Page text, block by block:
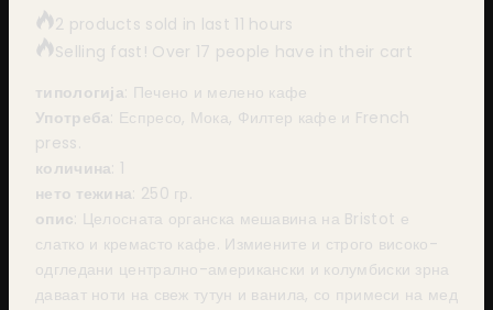
2 products sold in last 11 hours
Selling fast! Over 17 people have in their cart
типологија: Печено и мелено кафе
Употреба: Еспресо, Мока, Филтер кафе и French
press.
количина: 1
нето тежина: 250 гр.
опис: Целосната органска мешавина на Bristot е
слатко и кремасто кафе. Измиените и строго високо-
одгледани централно-американски и колумбиски зрна
даваат ноти на свеж тутун и ванила, со примеси на мед